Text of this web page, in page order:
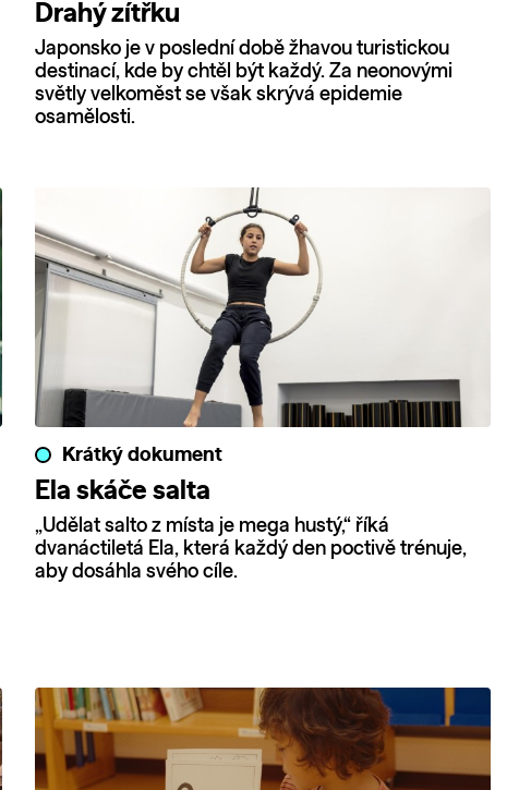
Drahý zítřku
Japonsko je v poslední době žhavou turistickou
destinací, kde by chtěl být každý. Za neonovými
světly velkoměst se však skrývá epidemie
osamělosti.
Krátký dokument
Ela skáče salta
„Udělat salto z místa je mega hustý,“ říká
dvanáctiletá Ela, která každý den poctivě trénuje,
aby dosáhla svého cíle.